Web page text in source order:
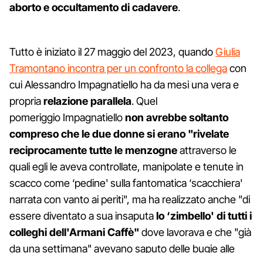
aborto e occultamento di cadavere.
Tutto è iniziato il 27 maggio del 2023, quandoGiulia
Tramontano incontra per un confronto la collegacon
cui Alessandro Impagnatiello ha da mesi una vera e
propriarelazione parallela. Quel
pomeriggio Impagnatiellonon avrebbe soltanto
compreso che le due donne si erano "rivelate
reciprocamente tutte le menzogneattraverso le
quali egli le aveva controllate, manipolate e tenute in
scacco come ‘pedine' sulla fantomatica ‘scacchiera'
narrata con vanto ai periti", ma ha realizzato anche "di
essere diventato a sua insaputalo ‘zimbello' di tutti i
colleghi dell'Armani Caffè" dove lavorava e che "già
da una settimana" avevano saputo delle bugie alle